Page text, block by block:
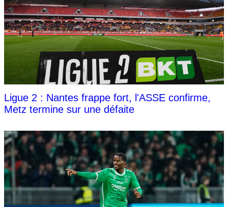
Ligue 2 : Nantes frappe fort, l'ASSE confirme,
Metz termine sur une défaite